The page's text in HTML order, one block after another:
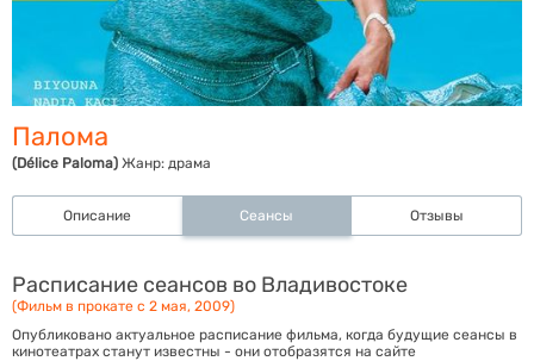
Палома
(Délice Paloma) Жанр: драма
Описание Сеансы Отзывы
Расписание сеансов во Владивостоке
(Фильм в прокате с 2 мая, 2009)
Опубликовано актуальное расписание фильма, когда будущие сеансы в
кинотеатрах станут известны - они отобразятся на сайте